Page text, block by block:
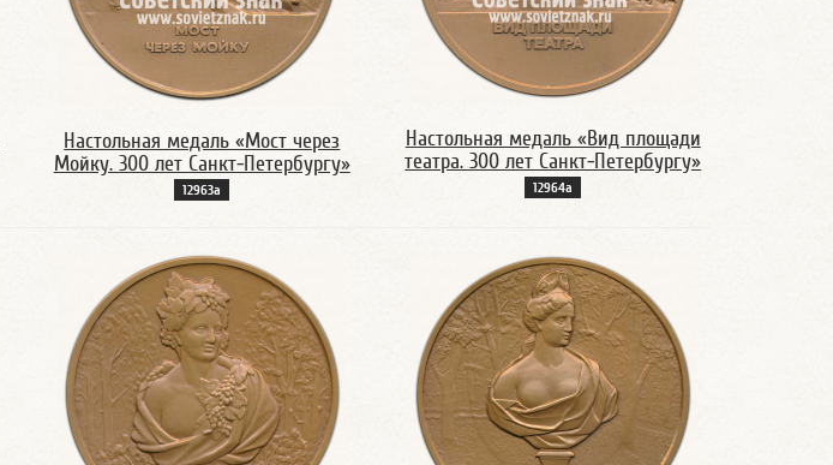
Настольная медаль «Мост через
Мойку. 300 лет Санкт-Петербургу»
12963а
Настольная медаль «Вид площади
театра. 300 лет Санкт-Петербургу»
12964а